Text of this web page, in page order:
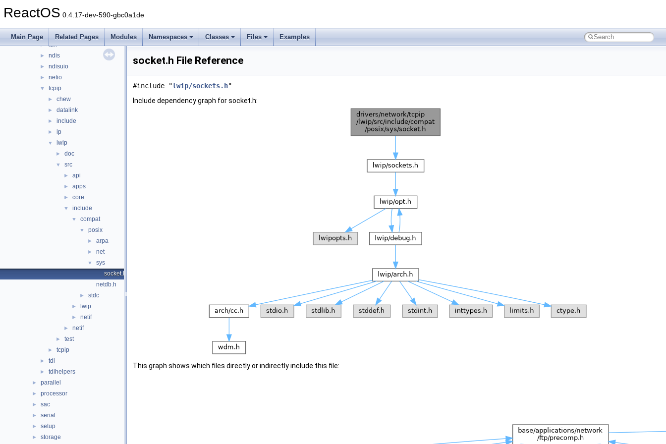
ReactOS 0.4.17-dev-590-gbc0a1de
Main Page Related Pages Modules Namespaces Classes Files Examples
▼ network
dd
► lan
► ndis
► ndisuio
► netio
▼ tcpip
► chew
► datalink
► include
► ip
▼ lwip
► doc
▼ src
► api
► apps
► core
▼ include
▼ compat
▼ posix
► arpa
► net
▼
sys
socket.h
netdb.h
► stdc
► lwip
► netif
► netif
► test
► tcpip
► tdi
► tdihelpers
► parallel
► processor
► sac
► serial
► setup
► storage
socket.h File Reference
#include "lwip/sockets.h"
Include dependency graph for socket.h:
This graph shows which files directly or indirectly include this file: